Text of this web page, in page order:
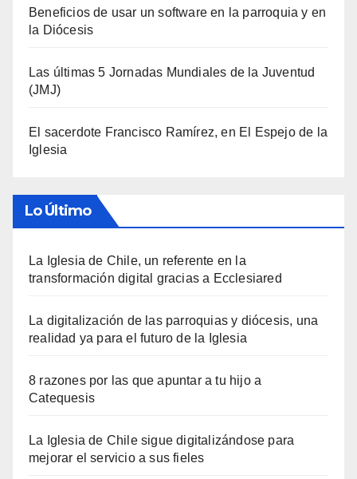
Beneficios de usar un software en la parroquia y en
la Diócesis
Las últimas 5 Jornadas Mundiales de la Juventud
(JMJ)
El sacerdote Francisco Ramírez, en El Espejo de la
Iglesia
Lo Último
La Iglesia de Chile, un referente en la
transformación digital gracias a Ecclesiared
La digitalización de las parroquias y diócesis, una
realidad ya para el futuro de la Iglesia
8 razones por las que apuntar a tu hijo a
Catequesis
La Iglesia de Chile sigue digitalizándose para
mejorar el servicio a sus fieles